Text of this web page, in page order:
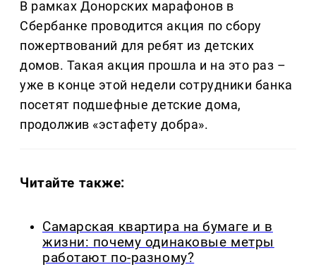
В рамках Донорских марафонов в
Сбербанке проводится акция по сбору
пожертвований для ребят из детских
домов. Такая акция прошла и на это раз –
уже в конце этой недели сотрудники банка
посетят подшефные детские дома,
продолжив «эстафету добра».
Читайте также:
Самарская квартира на бумаге и в
жизни: почему одинаковые метры
работают по-разному?